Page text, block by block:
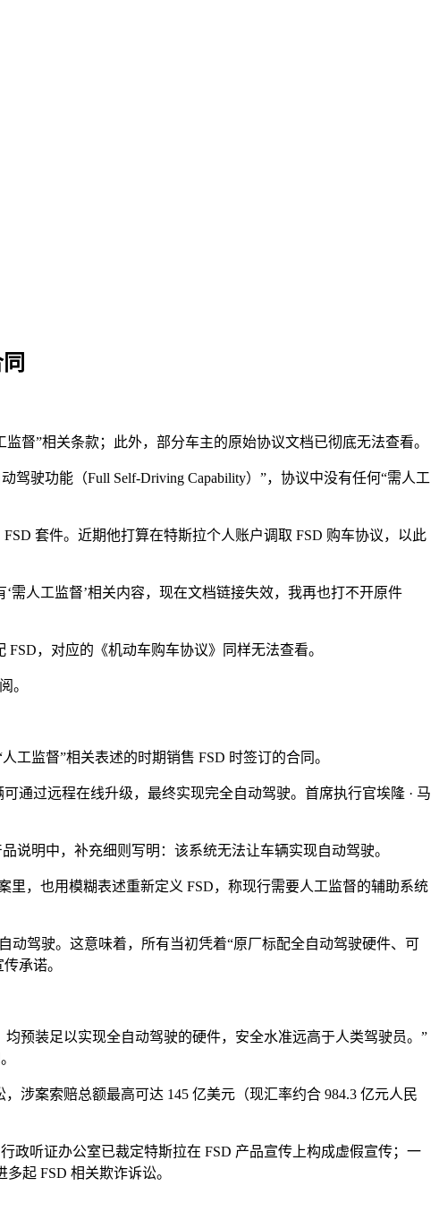
督”相关条款；此外，部分车主的原始协议文档已彻底无法查看。
驶功能（Full Self-Driving Capability）”，协议中没有任何“需人工
套件。近期他打算在特斯拉个人账户调取 FSD 购车协议，以此
需人工监督’相关内容，现在文档链接失效，我再也打不开原件
，对应的《机动车购车协议》同样无法查看。
。
工监督”相关表述的时期销售 FSD 时签订的合同。
通过远程在线升级，最终实现完全自动驾驶。首席执行官埃隆 · 马
说明中，补充细则写明：该系统无法让车辆实现自动驾驶。
里，也用模糊表述重新定义 FSD，称现行需要人工监督的辅助系统
动驾驶。这意味着，所有当初凭着“原厂标配全自动驾驶硬件、可
承诺。
预装足以实现全自动驾驶的硬件，安全水准远高于人类驾驶员。”
涉案索赔总额最高可达 145 亿美元（现汇率约合 984.3 亿元人民
政听证办公室已裁定特斯拉在 FSD 产品宣传上构成虚假宣传；一
起 FSD 相关欺诈诉讼。